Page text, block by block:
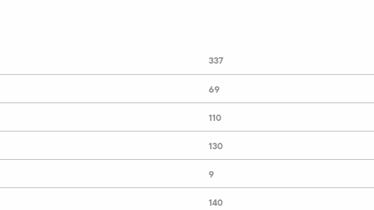
337
69
110
130
9
140